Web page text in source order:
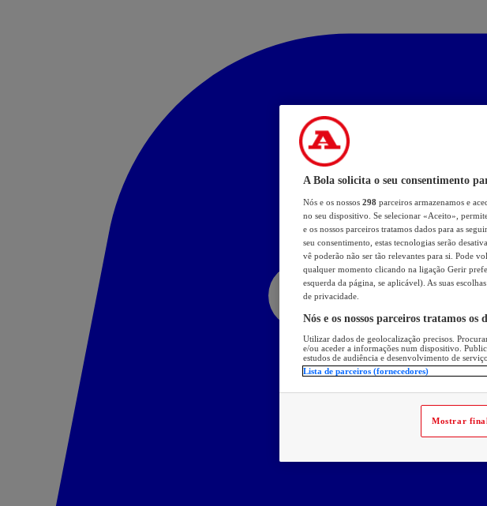
A Bola solicita o seu consentimento
Nós e os nossos 298 parceiros armazenamos e
no seu dispositivo. Se selecionar «Aceito»,
e os nossos parceiros tratamos dados para as
seu consentimento, estas tecnologias serão
vê poderão não ser tão relevantes para si. Pode
qualquer momento clicando na ligação Gerir
esquerda da página, se aplicável). As suas
de privacidade.
Nós e os nossos parceiros tratamos os
Utilizar dados de geolocalização precisos.
e/ou aceder a informações num dispositivo.
estudos de audiência e desenvolvimento de
Lista de parceiros (fornecedores)
Mostrar